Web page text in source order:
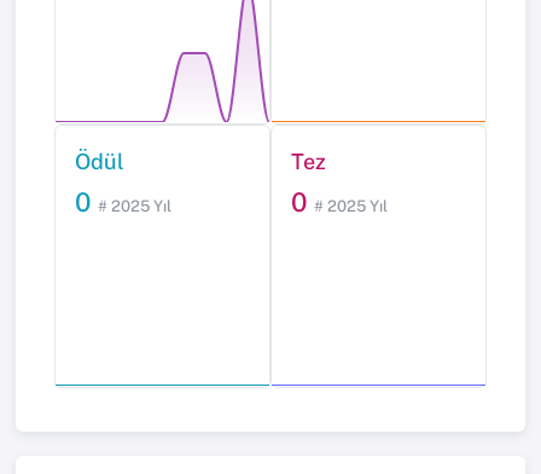
Ödül
0 # 2025 Yıl
Tez
0 # 2025 Yıl